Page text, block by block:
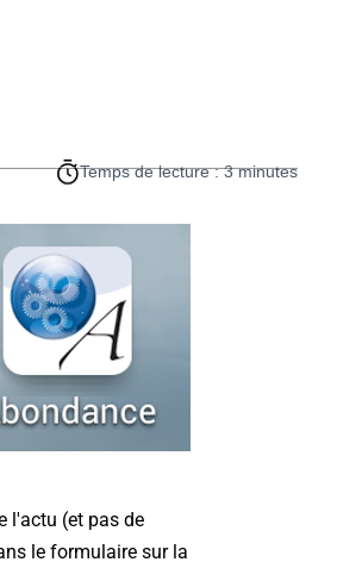
Temps de lecture : 3 minutes
l'actu (et pas de
le formulaire sur la